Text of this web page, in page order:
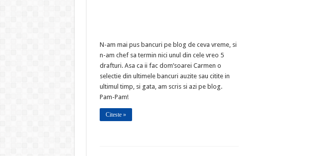
N-am mai pus bancuri pe blog de ceva vreme, si
n-am chef sa termin nici unul din cele vreo 5
drafturi. Asa ca ii fac dom’soarei Carmen o
selectie din ultimele bancuri auzite sau citite in
ultimul timp, si gata, am scris si azi pe blog.
Pam-Pam!
Citeste »